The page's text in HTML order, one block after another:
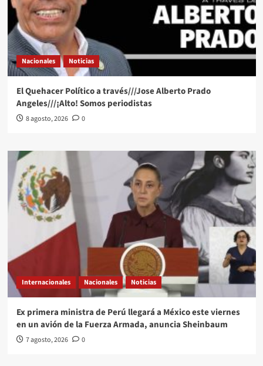
Nacionales Noticias
El Quehacer Político a través///Jose Alberto Prado
Angeles///¡Alto! Somos periodistas
8 agosto, 2026 0
Internacionales Nacionales Noticias
Ex primera ministra de Perú llegará a México este viernes
en un avión de la Fuerza Armada, anuncia Sheinbaum
7 agosto, 2026 0